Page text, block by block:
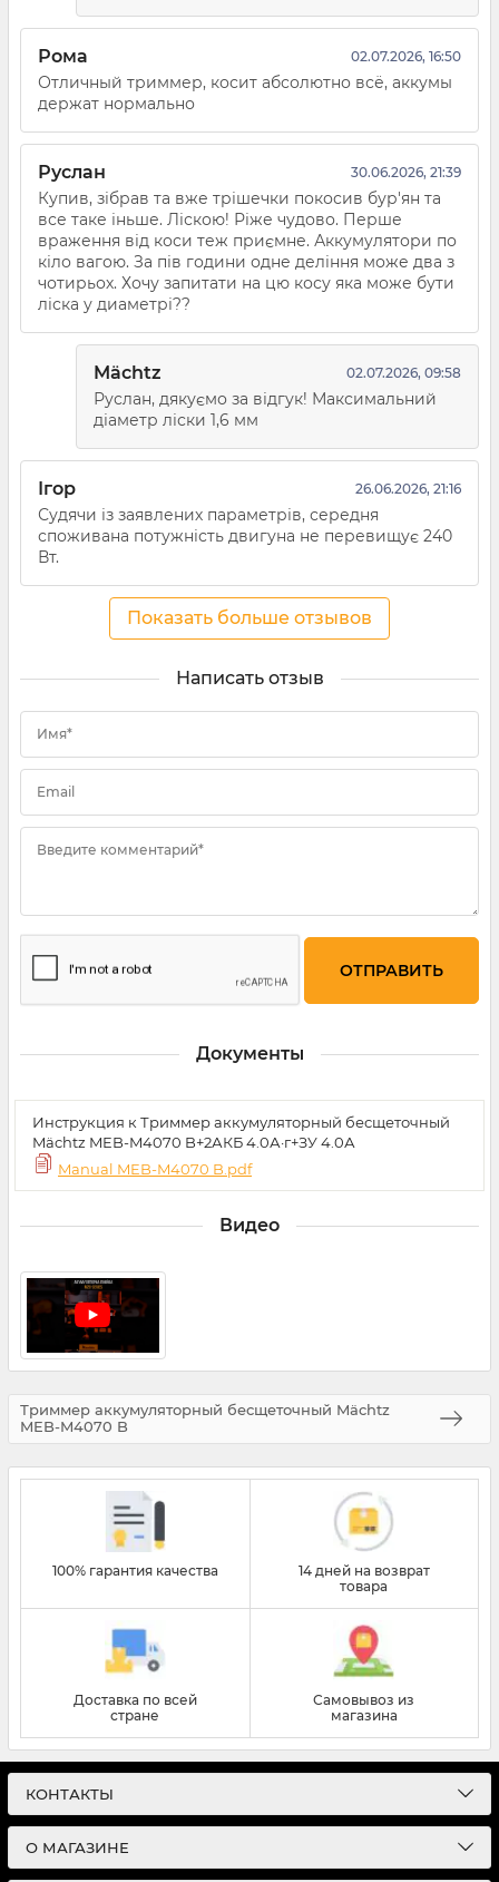
Рома 02.07.2026, 16:50
Отличный триммер, косит абсолютно всё, аккумы
держат нормально
Руслан 30.06.2026, 21:39
Купив, зібрав та вже трішечки покосив бур'ян та
все таке іньше. Ліскою! Ріже чудово. Перше
враження від коси теж приємне. Аккумулятори по
кіло вагою. За пів години одне деління може два з
чотирьох. Хочу запитати на цю косу яка може бути
ліска у диаметрі??
Mächtz 02.07.2026, 09:58
Руслан, дякуємо за відгук! Максимальний
діаметр ліски 1,6 мм
Ігор 26.06.2026, 21:16
Судячи із заявлених параметрів, середня
споживана потужність двигуна не перевищує 240
Вт.
Показать больше отзывов
Написать отзыв
Имя*
Email
Введите комментарий*
Документы
Инструкция к Триммер аккумуляторный бесщеточный
Mächtz MEB-M4070 B+2АКБ 4.0А·г+ЗУ 4.0А
Manual MEB-M4070 B.pdf
Видео
Триммер аккумуляторный бесщеточный Mächtz
MEB-M4070 B
100% гарантия качества
14 дней на возврат
товара
Доставка по всей
стране
Самовывоз из
магазина
КОНТАКТЫ
О МАГАЗИНЕ